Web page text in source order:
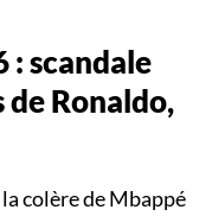
: scandale
de Ronaldo,
colère de Mbappé